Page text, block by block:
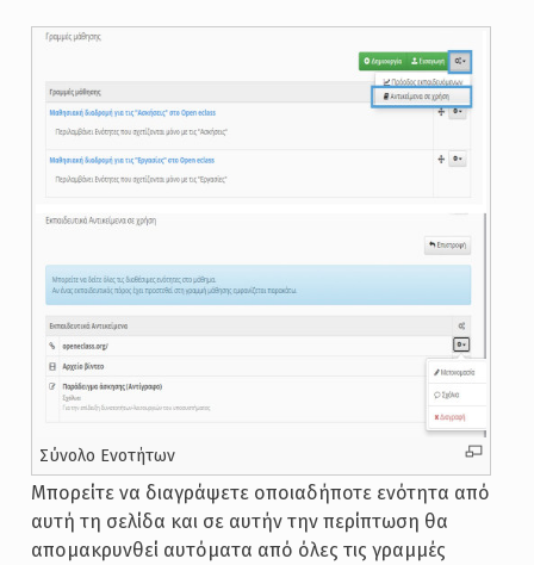
Σύνολο Ενοτήτων
Μπορείτε να διαγράψετε οποιαδήποτε ενότητα από
αυτή τη σελίδα και σε αυτήν την περίπτωση θα
απομακρυνθεί αυτόματα από όλες τις γραμμές